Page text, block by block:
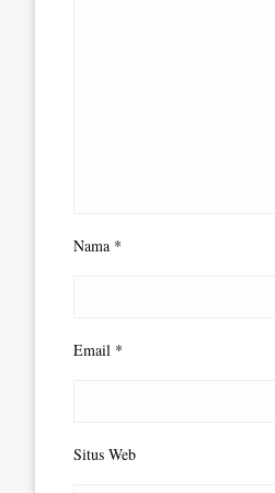
Nama *
Email *
Situs Web